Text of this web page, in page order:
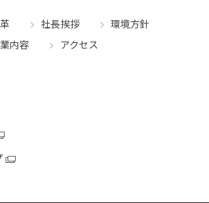
社長挨拶
環境方針
内容 アクセス